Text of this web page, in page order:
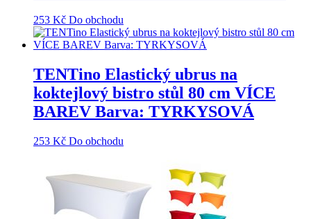
253 Kč Do obchodu
TENTino Elastický ubrus na
koktejlový bistro stůl 80 cm VÍCE
BAREV Barva: TYRKYSOVÁ
253 Kč Do obchodu